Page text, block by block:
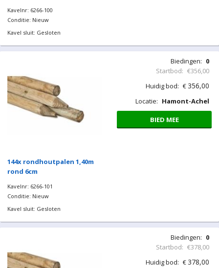
Kavelnr: 6266-100
Conditie: Nieuw
Kavel sluit: Gesloten
144x rondhoutpalen 1,40m
rond 6cm
Kavelnr: 6266-101
Conditie: Nieuw
Kavel sluit: Gesloten
Biedingen: 0
Startbod: €356,00
Huidig bod: €356,00
Locatie: Hamont-Achel
BIED MEE
Biedingen: 0
Startbod: €378,00
Huidig bod: €378,00